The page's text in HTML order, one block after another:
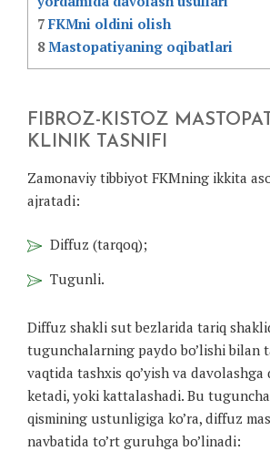
7 FKMni oldini olish
8Mastopatiyaning oqibatlari
FIBROZ-KISTOZ
KLINIK TASNIFI
Zamonaviy tibbiyot FKMning ikkita
ajratadi:
Diffuz (tarqoq);
Tugunli.
Diffuz shakli sut bezlarida tariq
tugunchalarning paydo bo’lishi bilan
vaqtida tashxis qo’yish va davolashga
ketadi, yoki kattalashadi. Bu
qismining ustunligiga ko’ra, diffuz
navbatida to’rt guruhga bo’linadi: